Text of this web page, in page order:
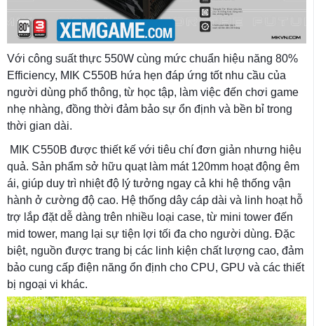
Với công suất thực 550W cùng mức chuẩn hiệu năng 80%
Efficiency, MIK C550B hứa hẹn đáp ứng tốt nhu cầu của
người dùng phổ thông, từ học tập, làm việc đến chơi game
nhẹ nhàng, đồng thời đảm bảo sự ổn định và bền bỉ trong
thời gian dài.
MIK C550B được thiết kế với tiêu chí đơn giản nhưng hiệu
quả. Sản phẩm sở hữu quạt làm mát 120mm hoạt động êm
ái, giúp duy trì nhiệt độ lý tưởng ngay cả khi hệ thống vận
hành ở cường độ cao. Hệ thống dây cáp dài và linh hoạt hỗ
trợ lắp đặt dễ dàng trên nhiều loại case, từ mini tower đến
mid tower, mang lại sự tiện lợi tối đa cho người dùng. Đặc
biệt, nguồn được trang bị các linh kiện chất lượng cao, đảm
bảo cung cấp điện năng ổn định cho CPU, GPU và các thiết
bị ngoại vi khác.